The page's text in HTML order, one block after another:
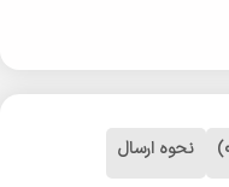
نحوه ارسال